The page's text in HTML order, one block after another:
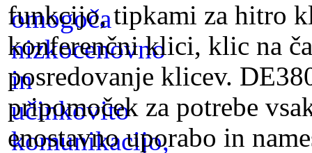
funkcijo, tipkami za hitro
konferenčni klici, klic na
posredovanje klicev.
pripomoček za potrebe
enostavno uporabo in